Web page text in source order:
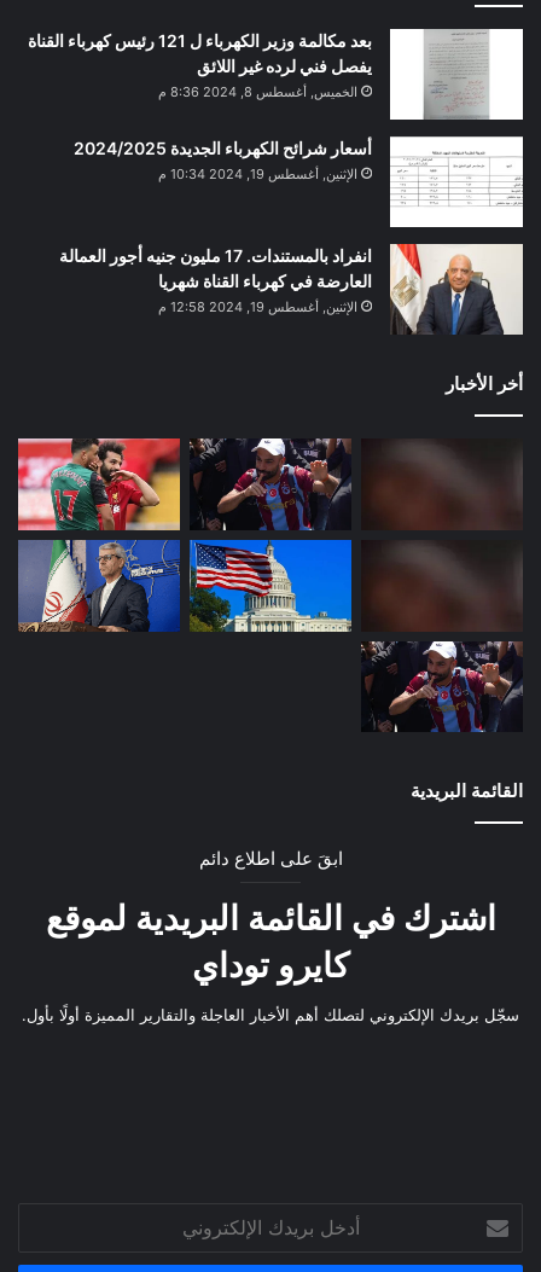
بعد مكالمة وزير الكهرباء ل 121 رئيس كهرباء القناة
يفصل فني لرده غير اللائق
الخميس, أغسطس 8, 2024 8:36 م
أسعار شرائح الكهرباء الجديدة 2024/2025
الإثنين, أغسطس 19, 2024 10:34 م
انفراد بالمستندات. 17 مليون جنيه أجور العمالة
العارضة في كهرباء القناة شهريا
الإثنين, أغسطس 19, 2024 12:58 م
أخر الأخبار
القائمة البريدية
ابقَ على اطلاع دائم
اشترك في القائمة البريدية لموقع
كايرو توداي
سجّل بريدك الإلكتروني لتصلك أهم الأخبار العاجلة والتقارير المميزة أولًا بأول.
بريدك
الإلكتروني